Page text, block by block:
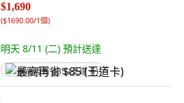
$1,690
($1690.00/1個)
明天 8/11 (二) 預計送達
最高再省 $85 (王道卡)